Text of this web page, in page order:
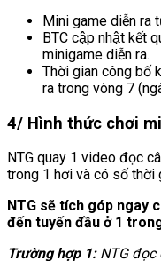
Mini game diễn
BTC cập nhật kết
minigame diễn ra.
Thời gian công bố
ra trong vòng 7
4/ Hình thức chơi
NTG quay 1 video đọc
trong 1 hơi và có số
NTG sẽ tích góp ngay
đến tuyến đầu ở 1
Trường hợp 1:NTG đọc